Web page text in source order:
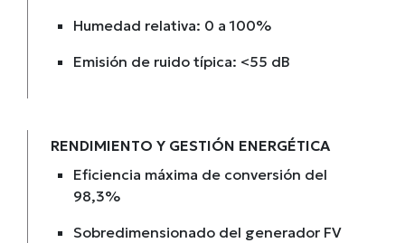
Humedad relativa: 0 a 100%
Emisión de ruido típica: <55 dB
RENDIMIENTO Y GESTIÓN ENERGÉTICA
Eficiencia máxima de conversión del
98,3%
Sobredimensionado del generador FV